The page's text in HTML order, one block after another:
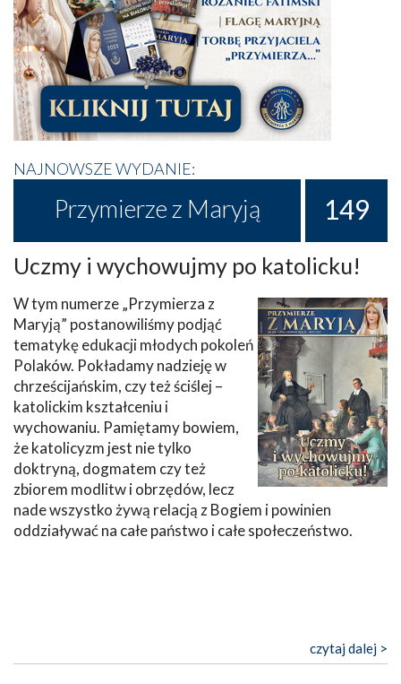
NAJNOWSZE WYDANIE:
Przymierze z Maryją 149
Uczmy i wychowujmy po katolicku!
W tym numerze „Przymierza z
Maryją” postanowiliśmy podjąć
tematykę edukacji młodych pokoleń
Polaków. Pokładamy nadzieję w
chrześcijańskim, czy też ściślej –
katolickim kształceniu i
wychowaniu. Pamiętamy bowiem,
że katolicyzm jest nie tylko
doktryną, dogmatem czy też
zbiorem modlitw i obrzędów, lecz
nade wszystko żywą relacją z Bogiem i powinien
oddziaływać na całe państwo i całe społeczeństwo.
czytaj dalej >